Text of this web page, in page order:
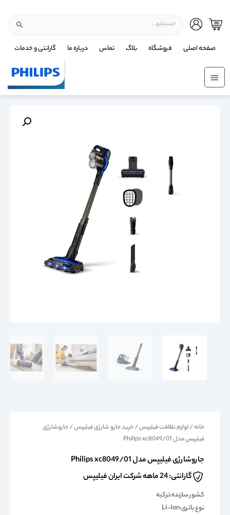
صفحه اصلی فروشگاه بلاگ تماس درباره ما گارانتی و خدمات
خانه/لوازم نظافت فیلیپس/خرید جارو شارژی فیلیپس/ جاروشارژی
فیلیپس مدل Philips xc8049/01
جاروشارژی فیلیپس مدل Philips xc8049/01
گارانتی: 24 ماهه شرکت ایران فیلیپس
کشور سازنده:ترکیه
نوع باتری:Li-Ion